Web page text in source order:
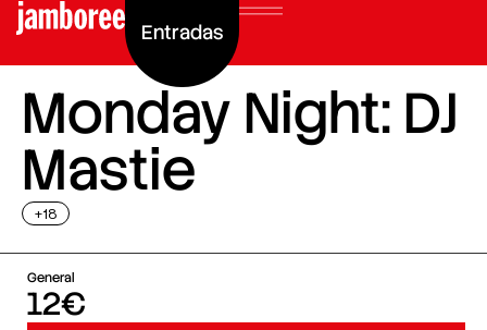
Entradas
Monday Night: DJ
Mastie
+18
General
12€